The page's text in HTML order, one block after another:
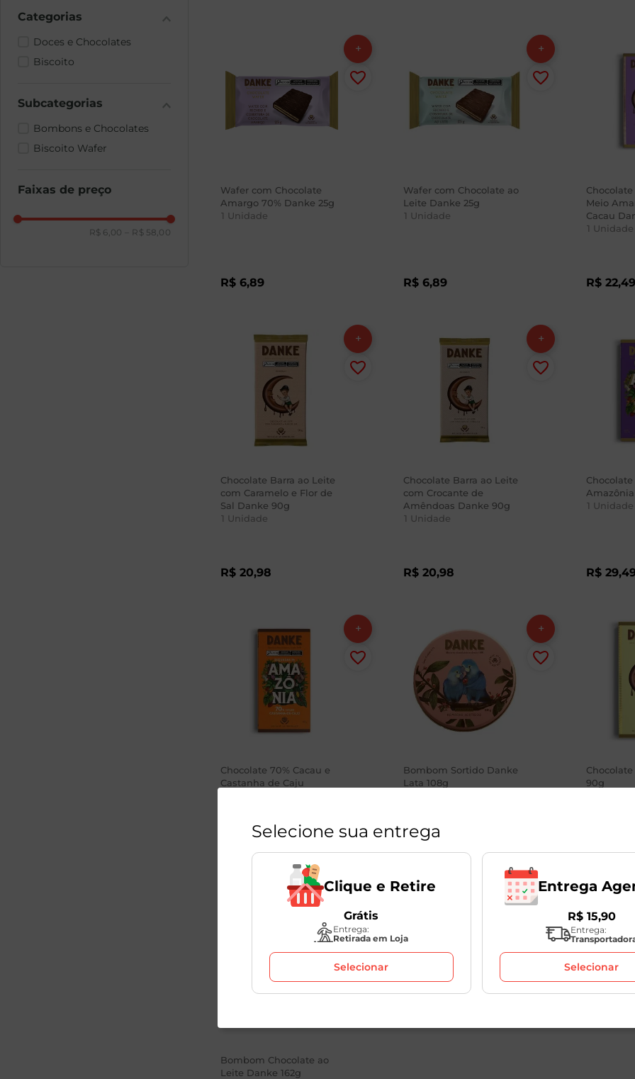
Doces e Chocolates
Biscoito
Bombons e Chocolates
Biscoito Wafer
Faixas de preço
R$ 6,00 R$ 58,00
Wafer com Chocolate
Amargo 70% Danke 25g
1 Unidade
R$ 6,89
Wafer com Chocolate ao
Leite Danke 25g
1 Unidade
R$ 6,89
Meio
Cacau
1 Unidade
R$ 22,49
Chocolate Barra ao Leite
com Caramelo e Flor de
Sal Danke 90g
1 Unidade
R$ 20,98
Chocolate Barra ao Leite
com Crocante de
Amêndoas Danke 90g
1 Unidade
R$ 20,98
Chocolate
1 Unidade
R$ 29,
Chocolate 70% Cacau e
Castanha de Caju
Bombom Sortido Danke
Lata 108g
90g
Bombom Chocolate ao
Leite Danke 162g
Selecione sua entrega
Clique e Retire
Grátis
Entrega:
Retirada em Loja
Selecionar
Entrega
R$ 15,90
Entrega:
Selecionar